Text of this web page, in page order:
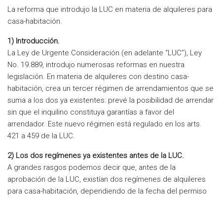
La reforma que introdujo la LUC en materia de alquileres para
casa-habitación.
1) Introducción.
La Ley de Urgente Consideración (en adelante “LUC”), Ley
No. 19.889, introdujo numerosas reformas en nuestra
legislación. En materia de alquileres con destino casa-
habitación, crea un tercer régimen de arrendamientos que se
suma a los dos ya existentes: prevé la posibilidad de arrendar
sin que el inquilino constituya garantías a favor del
arrendador. Este nuevo régimen está regulado en los arts.
421 a 459 de la LUC.
2) Los dos regímenes ya existentes antes de la LUC.
A grandes rasgos podemos decir que, antes de la
aprobación de la LUC, existían dos regímenes de alquileres
para casa-habitación, dependiendo de la fecha del permiso